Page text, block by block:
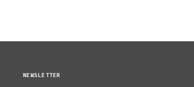
NEWSLETTER